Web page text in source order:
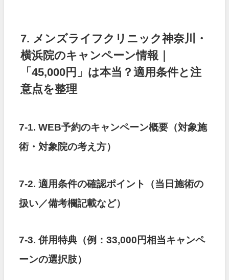
7. メンズライフクリニック神奈川・
横浜院のキャンペーン情報｜
「45,000円」は本当？適用条件と注
意点を整理
7-1. WEB予約のキャンペーン概要（対象施
術・対象院の考え方）
7-2. 適用条件の確認ポイント（当日施術の
扱い／備考欄記載など）
7-3. 併用特典（例：33,000円相当キャンペ
ーンの選択肢）